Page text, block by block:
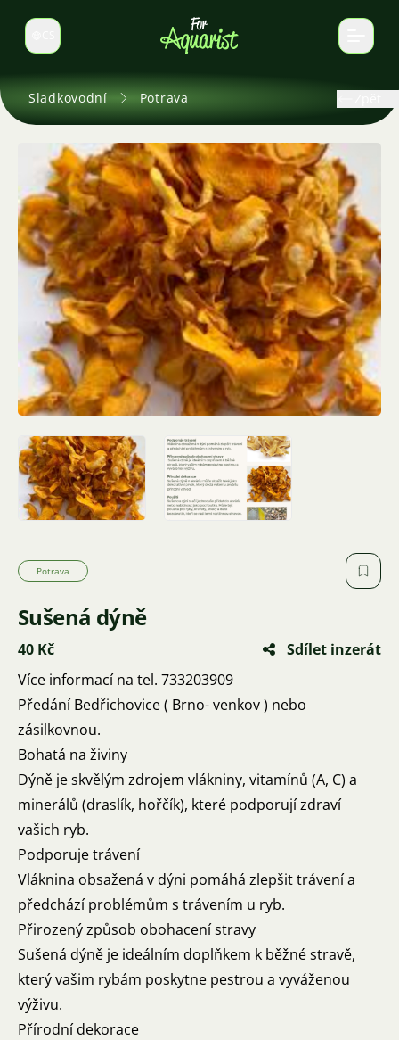
Select language
Sladkovodní Potrava
Potrava
Sušená dýně
40 Kč
Sdílet inzerát
Více informací na tel. 733203909
Předání Bedřichovice ( Brno- venkov ) nebo
zásilkovnou.
Bohatá na živiny
Dýně je skvělým zdrojem vlákniny, vitamínů (A, C) a
minerálů (draslík, hořčík), které podporují zdraví
vašich ryb.
Podporuje trávení
Vláknina obsažená v dýni pomáhá zlepšit trávení a
předchází problémům s trávením u ryb.
Přirozený způsob obohacení stravy
Sušená dýně je ideálním doplňkem k běžné stravě,
který vašim rybám poskytne pestrou a vyváženou
výživu.
Přírodní dekorace